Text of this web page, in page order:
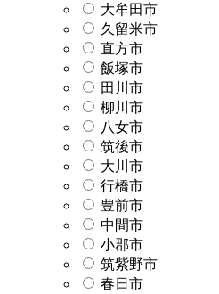
大牟田市
久留米市
直方市
飯塚市
田川市
柳川市
八女市
筑後市
大川市
行橋市
豊前市
中間市
小郡市
筑紫野市
春日市